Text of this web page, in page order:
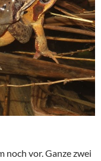
noch vor. Ganze zwei